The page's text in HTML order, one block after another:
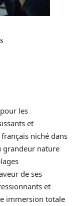
les
et
niché dans
grandeur nature
de ses
et
immersion totale